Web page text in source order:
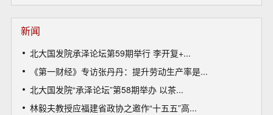
新闻
北大国发院承泽论坛第59期举行 李开复+...
《第一财经》专访张丹丹：提升劳动生产率是...
北大国发院“承泽论坛”第58期举办 以茶...
林毅夫教授应福建省政协之邀作“十五五”高...